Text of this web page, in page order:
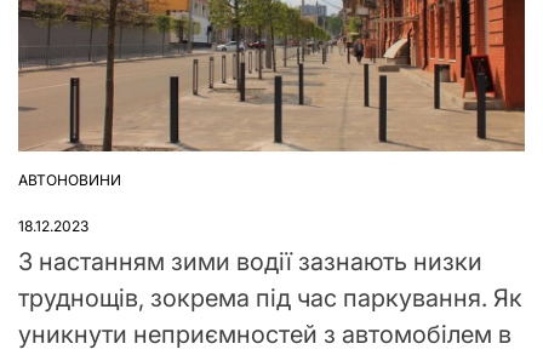
ОПУБЛІКУВАТИ
АВТОНОВИНИ
18.12.2023
З настанням зими водії зазнають низки
труднощів, зокрема під час паркування. Як
уникнути неприємностей з автомобілем в